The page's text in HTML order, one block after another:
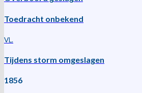
Toedracht onbekend
VL.
Tijdens storm omgeslagen
1856